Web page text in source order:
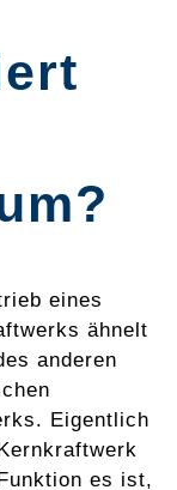
eines
ähnelt
anderen
Eigentlich
es ist,